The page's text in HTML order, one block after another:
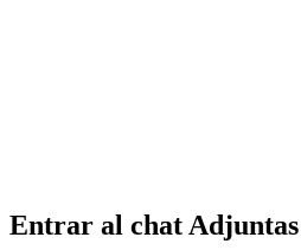
Entrar al chat Adjuntas